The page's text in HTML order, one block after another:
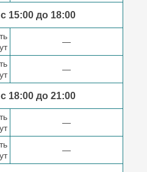
15:00 до 18:00
—
—
18:00 до 21:00
—
—